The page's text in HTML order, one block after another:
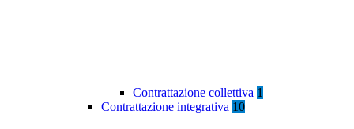
Contrattazione collettiva 1
Contrattazione integrativa 10